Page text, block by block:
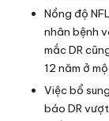
Nồng độ
nhân bệnh
mắc DR
12 năm ở
Việc bổ
báo DR